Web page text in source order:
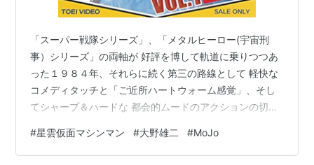
「スーパー戦隊シリーズ」、「メタルヒーロー(宇宙刑
事）シリーズ」の両軸が 好評を博して軌道に乗りつつあ
った１９８４年、それらに続く第三の路線として 軽快な
コメディタッチと「ご近所ハートウォーム感覚」、そし
てシャープ＆ハードな 都会的ムードのアクションの切れ
お根強い多くのファンを有するに至った大快作。 星雲仮
面マシンマン VOL.1 [DVD] そんな『星雲仮面マシンマ
#星雲仮面マシンマン #大野雄二 #MoJo